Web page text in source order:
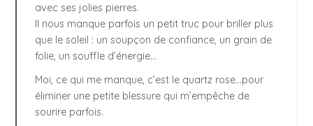
avec ses jolies pierres.
Il nous manque parfois un petit truc pour briller plus
que le soleil : un soupçon de confiance, un grain de
folie, un souffle d’énergie…
Moi, ce qui me manque, c’est le quartz rose…pour
éliminer une petite blessure qui m’empêche de
sourire parfois.